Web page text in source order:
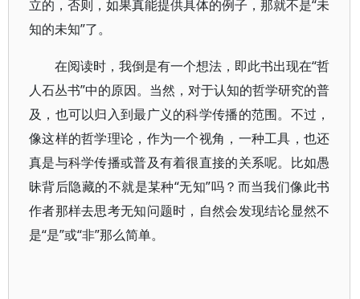
立的，否则，如果真能提供具体的例子，那就不是“未
知的未知”了。
在阅读时，我倒是有一个想法，即此书出现在“哲
人石丛书”中的原因。当然，对于认知的哲学研究的普
及，也可以归入到最广义的科学传播的范围。不过，
像这样的哲学理论，作为一个视角，一种工具，也还
真是与科学传播或普及有着很直接的关系呢。比如愚
昧背后隐藏的不就是某种“无知”吗？而当我们像此书
作者那样去思考无知问题时，自然会发现结论显然不
是“是”或“非”那么简单。